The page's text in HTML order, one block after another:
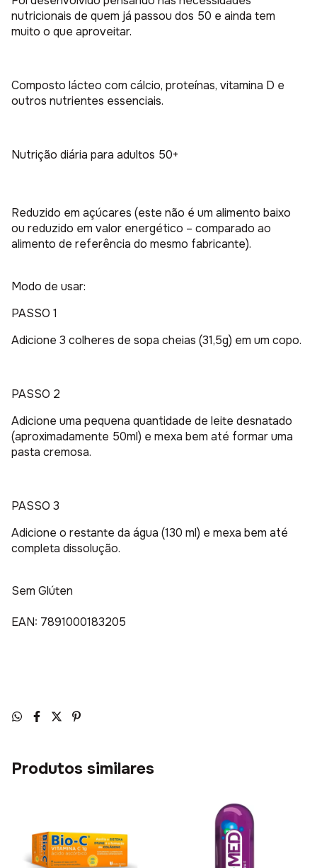
nutricionais de quem já passou dos 50 e ainda tem
muito o que aproveitar.
Composto lácteo com cálcio, proteínas, vitamina D e
outros nutrientes essenciais.
Nutrição diária para adultos 50+
Reduzido em açúcares (este não é um alimento baixo
ou reduzido em valor energético – comparado ao
alimento de referência do mesmo fabricante).
Modo de usar:
PASSO 1
Adicione 3 colheres de sopa cheias (31,5g) em um copo.
PASSO 2
Adicione uma pequena quantidade de leite desnatado
(aproximadamente 50ml) e mexa bem até formar uma
pasta cremosa.
PASSO 3
Adicione o restante da água (130 ml) e mexa bem até
completa dissolução.
Sem Glúten
EAN: 7891000183205
Produtos similares